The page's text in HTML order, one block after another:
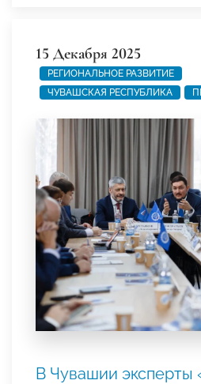
15 Декабря 2025
РЕГИОНАЛЬНОЕ РАЗВИТИЕ
ЧУВАШСКАЯ РЕСПУБЛИКА
В Чувашии